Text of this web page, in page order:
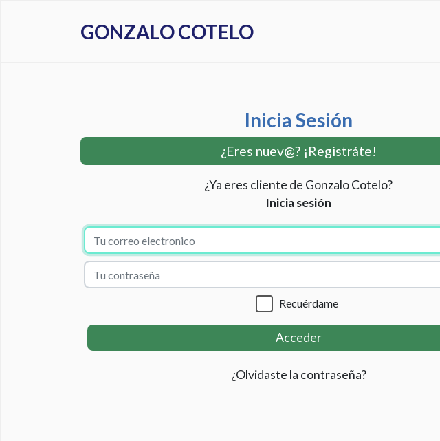
GONZALO COTELO
Inicia Sesión
¿Eres nuev@? ¡Registráte!
¿Ya eres cliente de Gonzalo Cotelo?
Inicia sesión
Recuérdame
Acceder
¿Olvidaste la contraseña?